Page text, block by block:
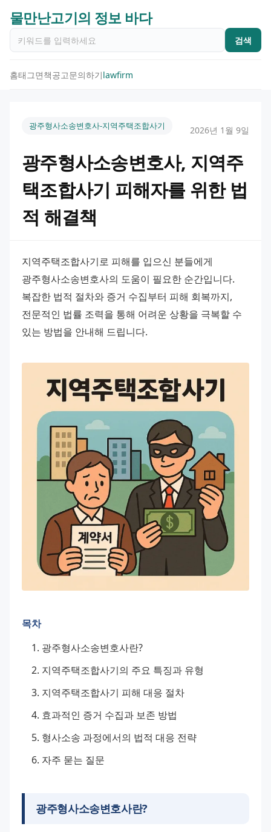
물만난고기의 정보 바다
검색
홈태그면책공고문의하기lawfirm
광주형사소송변호사-지역주택조합사기 2026년 1월 9일
광주형사소송변호사, 지역주
택조합사기 피해자를 위한 법
적 해결책
지역주택조합사기로 피해를 입으신 분들에게
광주형사소송변호사의 도움이 필요한 순간입니다.
복잡한 법적 절차와 증거 수집부터 피해 회복까지,
전문적인 법률 조력을 통해 어려운 상황을 극복할 수
있는 방법을 안내해 드립니다.
목차
광주형사소송변호사란?
지역주택조합사기의 주요 특징과 유형
지역주택조합사기 피해 대응 절차
효과적인 증거 수집과 보존 방법
형사소송 과정에서의 법적 대응 전략
자주 묻는 질문
광주형사소송변호사란?